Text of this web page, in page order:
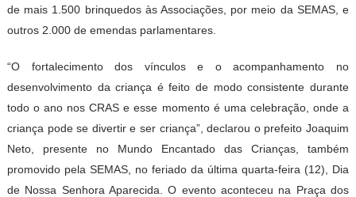
de mais 1.500 brinquedos às Associações, por meio da SEMAS, e
outros 2.000 de emendas parlamentares.
“O fortalecimento dos vínculos e o acompanhamento no
desenvolvimento da criança é feito de modo consistente durante
todo o ano nos CRAS e esse momento é uma celebração, onde a
criança pode se divertir e ser criança”, declarou o prefeito Joaquim
Neto, presente no Mundo Encantado das Crianças, também
promovido pela SEMAS, no feriado da última quarta-feira (12), Dia
de Nossa Senhora Aparecida. O evento aconteceu na Praça dos